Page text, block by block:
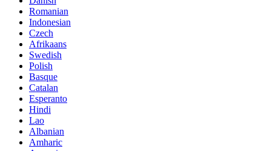
Romanian
Indonesian
Czech
Afrikaans
Swedish
Polish
Basque
Catalan
Esperanto
Hindi
Lao
Albanian
Amharic